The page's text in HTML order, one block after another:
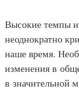
Высокие темпы
неоднократно
наше время.
изменения в
в значительной